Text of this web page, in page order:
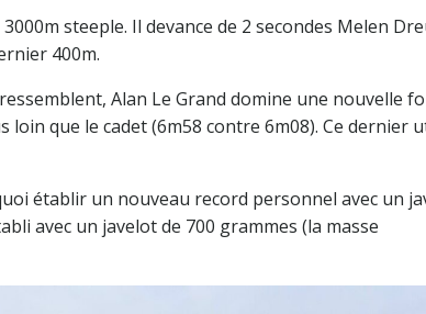
steeple. Il devance de 2 secondes Melen
400m.
Alan Le Grand domine une nouvelle
que le cadet (6m58 contre 6m08). Ce dernier
établir un nouveau record personnel avec un
avec un javelot de 700 grammes (la masse